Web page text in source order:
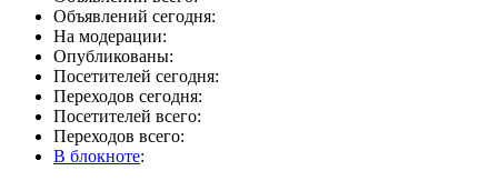
Объявлений сегодня:
На модерации:
Опубликованы:
Посетителей сегодня:
Переходов сегодня:
Посетителей всего:
Переходов всего:
В блокноте: